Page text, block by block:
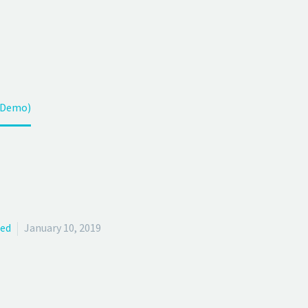
POST
January 10, 2019